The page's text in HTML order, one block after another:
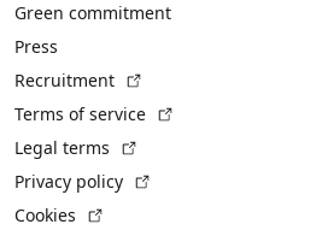
Green commitment
Press
Recruitment
Terms of service
Legal terms
Privacy policy
Cookies